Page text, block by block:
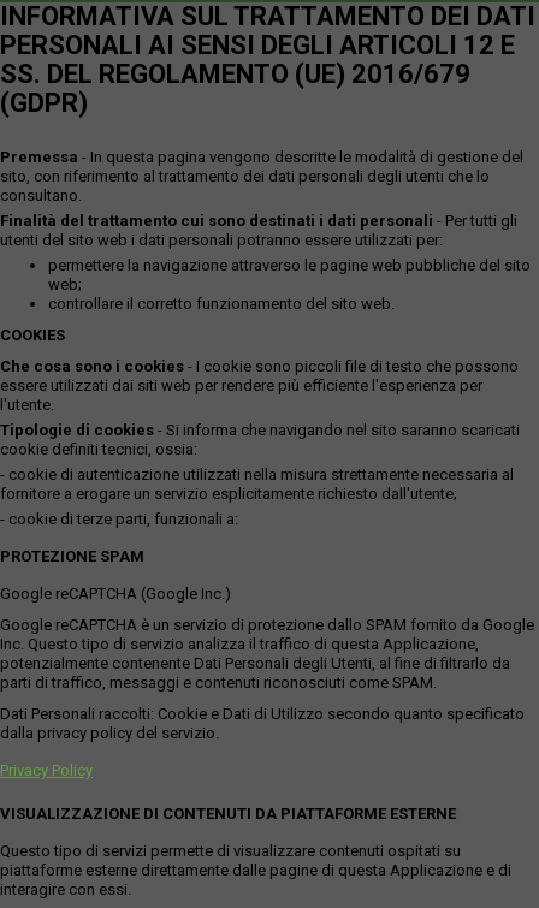
INFORMATIVA SUL TRATTAMENTO DEI DATI
PERSONALI AI SENSI DEGLI ARTICOLI 12 E
SS. DEL REGOLAMENTO (UE) 2016/679
(GDPR)
Premessa - In questa pagina vengono descritte le modalità di gestione del
sito, con riferimento al trattamento dei dati personali degli utenti che lo
consultano.
Finalità del trattamento cui sono destinati i dati personali - Per tutti gli
utenti del sito web i dati personali potranno essere utilizzati per:
permettere la navigazione attraverso le pagine web pubbliche del sito
web;
controllare il corretto funzionamento del sito web.
COOKIES
Che cosa sono i cookies - I cookie sono piccoli file di testo che possono
essere utilizzati dai siti web per rendere più efficiente l'esperienza per
l'utente.
Tipologie di cookies - Si informa che navigando nel sito saranno scaricati
cookie definiti tecnici, ossia:
- cookie di autenticazione utilizzati nella misura strettamente necessaria al
fornitore a erogare un servizio esplicitamente richiesto dall'utente;
- cookie di terze parti, funzionali a:
PROTEZIONE SPAM
Google reCAPTCHA (Google Inc.)
Google reCAPTCHA è un servizio di protezione dallo SPAM fornito da Google
Inc. Questo tipo di servizio analizza il traffico di questa Applicazione,
potenzialmente contenente Dati Personali degli Utenti, al fine di filtrarlo da
parti di traffico, messaggi e contenuti riconosciuti come SPAM.
Dati Personali raccolti: Cookie e Dati di Utilizzo secondo quanto specificato
dalla privacy policy del servizio.
Privacy Policy
VISUALIZZAZIONE DI CONTENUTI DA PIATTAFORME ESTERNE
Questo tipo di servizi permette di visualizzare contenuti ospitati su
piattaforme esterne direttamente dalle pagine di questa Applicazione e di
interagire con essi.